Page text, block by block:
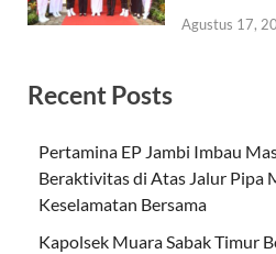
Agustus 17,
Recent Posts
Pertamina EP Jambi Imbau
Beraktivitas di Atas Jalur Pipa
Keselamatan Bersama
Kapolsek Muara Sabak Timur